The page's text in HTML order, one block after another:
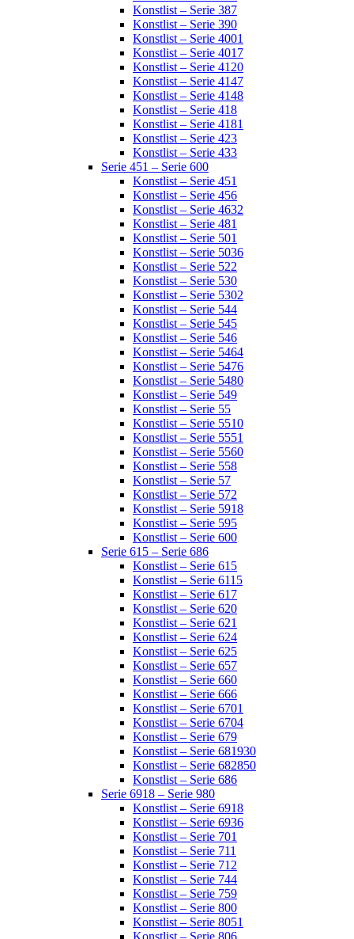
Konstlist – Serie 387
Konstlist – Serie 390
Konstlist – Serie 4001
Konstlist – Serie 4017
Konstlist – Serie 4120
Konstlist – Serie 4147
Konstlist – Serie 4148
Konstlist – Serie 418
Konstlist – Serie 4181
Konstlist – Serie 423
Konstlist – Serie 433
Serie 451 – Serie 600
Konstlist – Serie 451
Konstlist – Serie 456
Konstlist – Serie 4632
Konstlist – Serie 481
Konstlist – Serie 501
Konstlist – Serie 5036
Konstlist – Serie 522
Konstlist – Serie 530
Konstlist – Serie 5302
Konstlist – Serie 544
Konstlist – Serie 545
Konstlist – Serie 546
Konstlist – Serie 5464
Konstlist – Serie 5476
Konstlist – Serie 5480
Konstlist – Serie 549
Konstlist – Serie 55
Konstlist – Serie 5510
Konstlist – Serie 5551
Konstlist – Serie 5560
Konstlist – Serie 558
Konstlist – Serie 57
Konstlist – Serie 572
Konstlist – Serie 5918
Konstlist – Serie 595
Konstlist – Serie 600
Serie 615 – Serie 686
Konstlist – Serie 615
Konstlist – Serie 6115
Konstlist – Serie 617
Konstlist – Serie 620
Konstlist – Serie 621
Konstlist – Serie 624
Konstlist – Serie 625
Konstlist – Serie 657
Konstlist – Serie 660
Konstlist – Serie 666
Konstlist – Serie 6701
Konstlist – Serie 6704
Konstlist – Serie 679
Konstlist – Serie 681930
Konstlist – Serie 682850
Konstlist – Serie 686
Serie 6918 – Serie 980
Konstlist – Serie 6918
Konstlist – Serie 6936
Konstlist – Serie 701
Konstlist – Serie 711
Konstlist – Serie 712
Konstlist – Serie 744
Konstlist – Serie 759
Konstlist – Serie 800
Konstlist – Serie 8051
Konstlist – Serie 806